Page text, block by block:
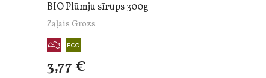
BIO Plūmju sīrups 300g
Zaļais Grozs
3,77 €